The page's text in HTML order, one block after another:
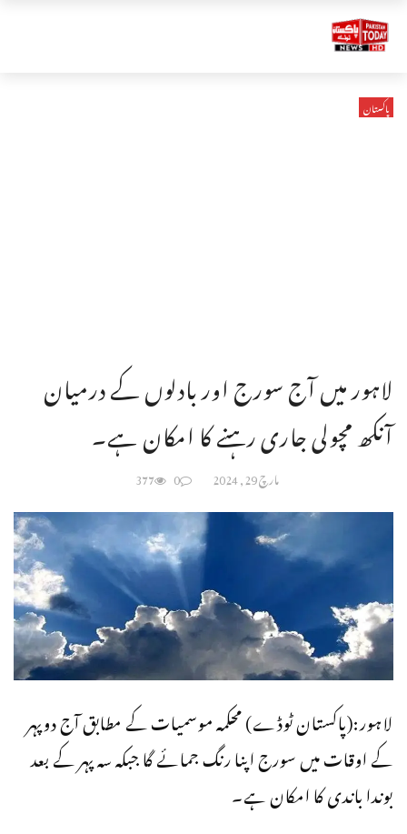
پاکستان
لاہور میں آج سورج اور بادلوں کے درمیان
آنکھ مچولی جاری رہنے کا امکان ہے۔
مارچ 29, 2024 0
377
لاہور:(پاکستان ٹوڈے) محکمہ موسمیات کے مطابق آج دوپہر
کے اوقات میں سورج اپنا رنگ جمائے گا جبکہ سہ پہر کے بعد
بوندا باندی کا امکان ہے۔